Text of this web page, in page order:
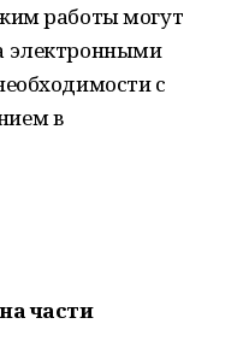
работы могут
электронными
с
в
части